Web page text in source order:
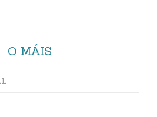
O MÁIS